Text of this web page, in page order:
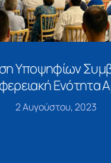
Υποψηφίων
Ενότητα
2 Αυγούστου, 2023